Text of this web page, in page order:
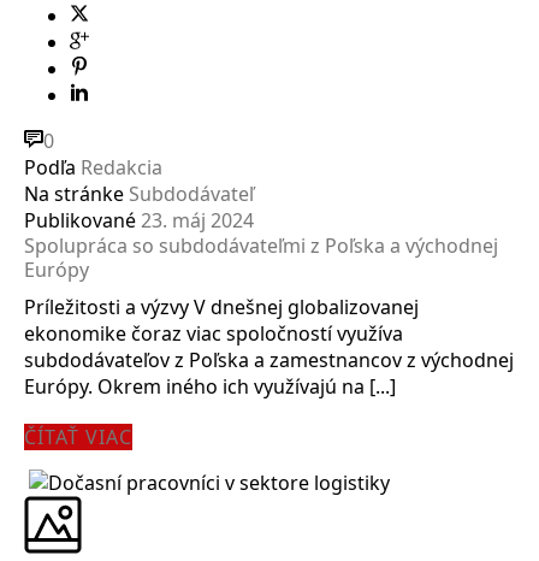
0
Podľa Redakcia
Na stránke Subdodávateľ
Publikované23. máj 2024
Spolupráca so subdodávateľmi z Poľska a východnej
Európy
Príležitosti a výzvy V dnešnej globalizovanej
ekonomike čoraz viac spoločností využíva
subdodávateľov z Poľska a zamestnancov z východnej
Európy. Okrem iného ich využívajú na [...]
ČÍTAŤ VIAC